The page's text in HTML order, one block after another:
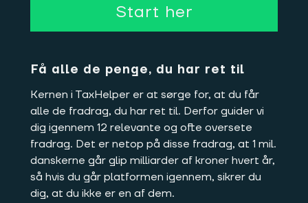
Start her
Få alle de penge, du har ret til
Kernen i TaxHelper er at sørge for, at du får
alle de fradrag, du har ret til. Derfor guider vi
dig igennem 12 relevante og ofte oversete
fradrag. Det er netop på disse fradrag, at 1 mil.
danskerne går glip milliarder af kroner hvert år,
så hvis du går platformen igennem, sikrer du
dig, at du ikke er en af dem.